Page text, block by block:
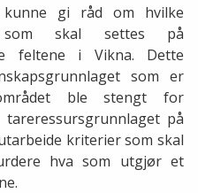
gi råd om hvilke
som skal settes på
feltene i Vikna. Dette
som er
ble stengt for
på
kriterier som skal
hva som utgjør et